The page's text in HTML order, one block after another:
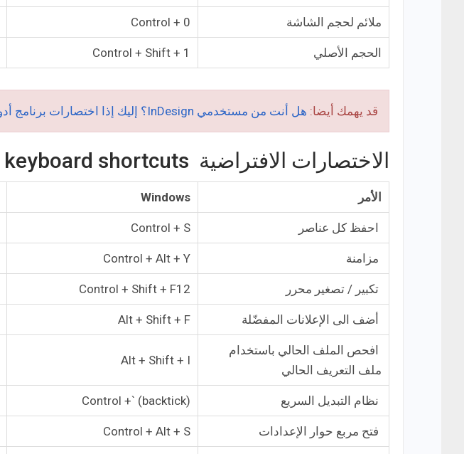
ملائم لحجم الشاشة Control + 0
الحجم الأصلي Control + Shift + 1
قد يهمك أيضا: هل أنت من مستخدمي InDesign؟ إليك إذا اختصارات برنامج أدوبي إنديزاين!
الاختصارات الافتراضية Default keyboard shortcuts
الأمر Windows
احفظ كل عناصر Control + S
مزامنة Control + Alt + Y
تكبير / تصغير محرر Control + Shift + F12
أضف الى الإعلانات المفضّلة Alt + Shift + F
افحص الملف الحالي باستخدام
ملف التعريف الحالي
Alt + Shift + I
نظام التبديل السريع Control +` (backtick)
فتح مربع حوار الإعدادات Control + Alt + S